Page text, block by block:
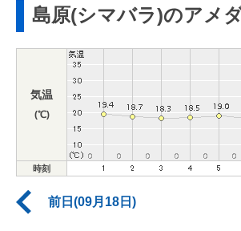
島原(シマバラ)のアメ
気温
(℃)
時刻
前日(09月18日)